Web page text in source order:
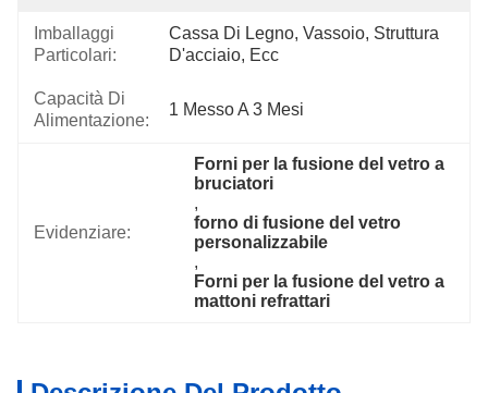
Imballaggi
Particolari:
Cassa Di Legno, Vassoio, Struttura
D'acciaio, Ecc
Capacità Di
Alimentazione:
1 Messo A 3 Mesi
Evidenziare:
Forni per la fusione del vetro a
bruciatori
,
forno di fusione del vetro
personalizzabile
,
Forni per la fusione del vetro a
mattoni refrattari